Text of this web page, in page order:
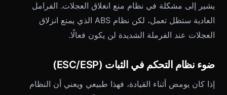
يشير إلى مشكلة في نظام منع انغلاق العجلات. الفرامل
العادية ستظل تعمل، لكن نظام ABS الذي يمنع انزلاق
العجلات عند الفرملة الشديدة لن يكون فعالًا.
ضوء نظام التحكم في الثبات (ESC/ESP)
إذا كان يومض أثناء القيادة، فهذا طبيعي ويعني أن النظام